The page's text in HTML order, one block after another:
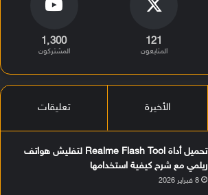
121
المتابعون
1٬300
المشتركون
الأخيرة تعليقات
تحميل أداة Realme Flash Tool لتفليش هواتف
ريلمي مع شرح كيفية استخدامها
8 فبراير 2026